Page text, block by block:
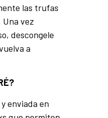
las trufas
Una vez
descongele
a
enviada en